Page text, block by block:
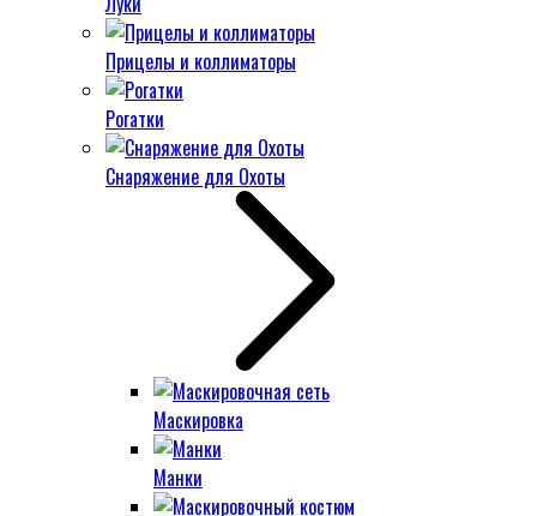
Прицелы и коллиматоры
Рогатки
Снаряжение для Охоты
Маскировка
Манки